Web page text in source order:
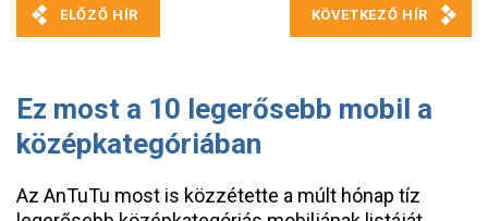
Ez most a 10 legerősebb mobil a
középkategóriában
Az AnTuTu most is közzétette a múlt hónap tíz